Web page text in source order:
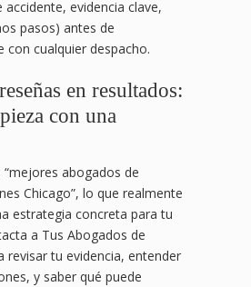
evidencia clave,
pasos) antes de
cualquier despacho.
en resultados:
con una
“mejores abogados de
Chicago”, lo que realmente
estrategia concreta para tu
a Tus Abogados de
revisar tu evidencia, entender
y saber qué puede